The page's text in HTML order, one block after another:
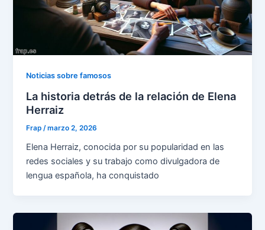
Noticias sobre famosos
La historia detrás de la relación de Elena
Herraiz
Frap /marzo 2, 2026
Elena Herraiz, conocida por su popularidad en las
redes sociales y su trabajo como divulgadora de
lengua española, ha conquistado